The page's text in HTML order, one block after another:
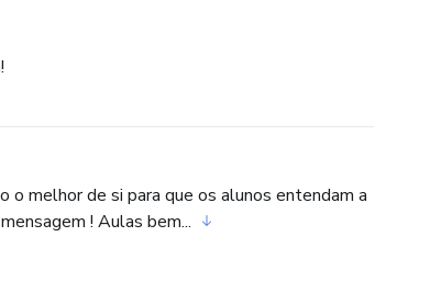
o melhor de si para que os alunos entendam a
! Aulas bem...